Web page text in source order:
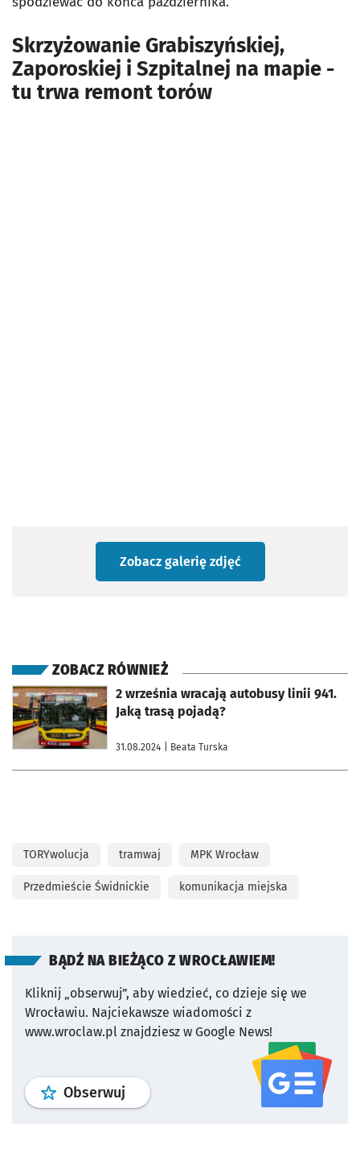
Skrzyżowanie Grabiszyńskiej,
Zaporoskiej i Szpitalnej na mapie -
tu trwa remont torów
Zobacz galerię zdjęć
ZOBACZ RÓWNIEŻ
2 września wracają autobusy linii 941.
Jaką trasą pojadą?
31.08.2024 | Beata Turska
otworzy się w nowej karcie
TORYwolucja tramwaj MPK Wrocław
Przedmieście Świdnickie komunikacja miejska
BĄDŹ NA BIEŻĄCO Z WROCŁAWIEM!
Kliknij „obserwuj”, aby wiedzieć, co dzieje się we
Wrocławiu. Najciekawsze wiadomości z
www.wroclaw.pl znajdziesz w Google News!
Obserwuj profil serwisu